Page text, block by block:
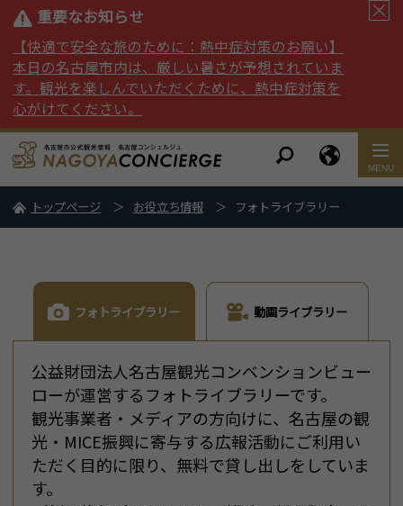
重要なお知らせ
【快適で安全な旅のために：熱中症対策のお願い】
本日の名古屋市内は、厳しい暑さが予想されていま
す。観光を楽しんでいただくために、熱中症対策を
心がけてください。
トップページ お役立ち情報 フォトライブラリー
フォトライブラリー 動画ライブラリー
公益財団法人名古屋観光コンベンションビュー
ローが運営するフォトライブラリーです。
観光事業者・メディアの方向けに、名古屋の観
光・MICE振興に寄与する広報活動にご利用い
ただく目的に限り、無料で貸し出しをしていま
す。